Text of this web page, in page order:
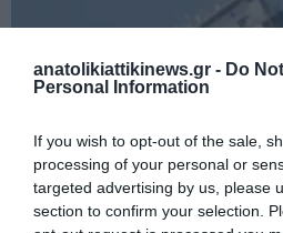
anatolikiattikinews.gr - Do
Personal Information
If you wish to opt-out of the sale,
processing of your personal or
targeted advertising by us, please
section to confirm your selection.
Νέα Ζηλανδία: Ναυάγησε